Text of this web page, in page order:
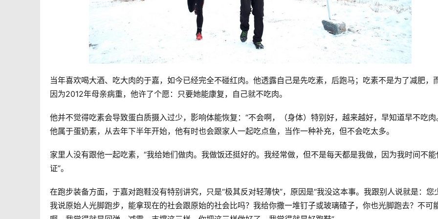
当年喜欢喝大酒、吃大肉的于嘉，如今已经完全不碰红肉。他透露自己是先吃素，后跑马；吃素不是为了减肥，
因为2012年母亲病重，他许了个愿：只要她能康复，自己就不吃肉。
他并不觉得吃素会导致蛋白质摄入过少，影响体能恢复：“不会啊，（身体）特别好，越来越好，早知道早不吃肉
他属于蛋奶素，从去年下半年开始，他有时也会跟家人一起吃点鱼，当作一种补充，但不会吃太多。
家里人没有跟他一起吃素，“我给她们做肉。我做饭还挺好的。我经常做，但不是每天都是我做，因为我时间不能
证”。
在跑步装备方面，于嘉对跑鞋没有特别讲究，只是“极其反对轻薄快”，原因是“我没这本事。我跟别人说就是：您
我说原始人光脚跑步，能拿现在的社会跟原始的社会比吗？我给你撒一堆钉子或玻璃碴子，你也光脚跑去？不可